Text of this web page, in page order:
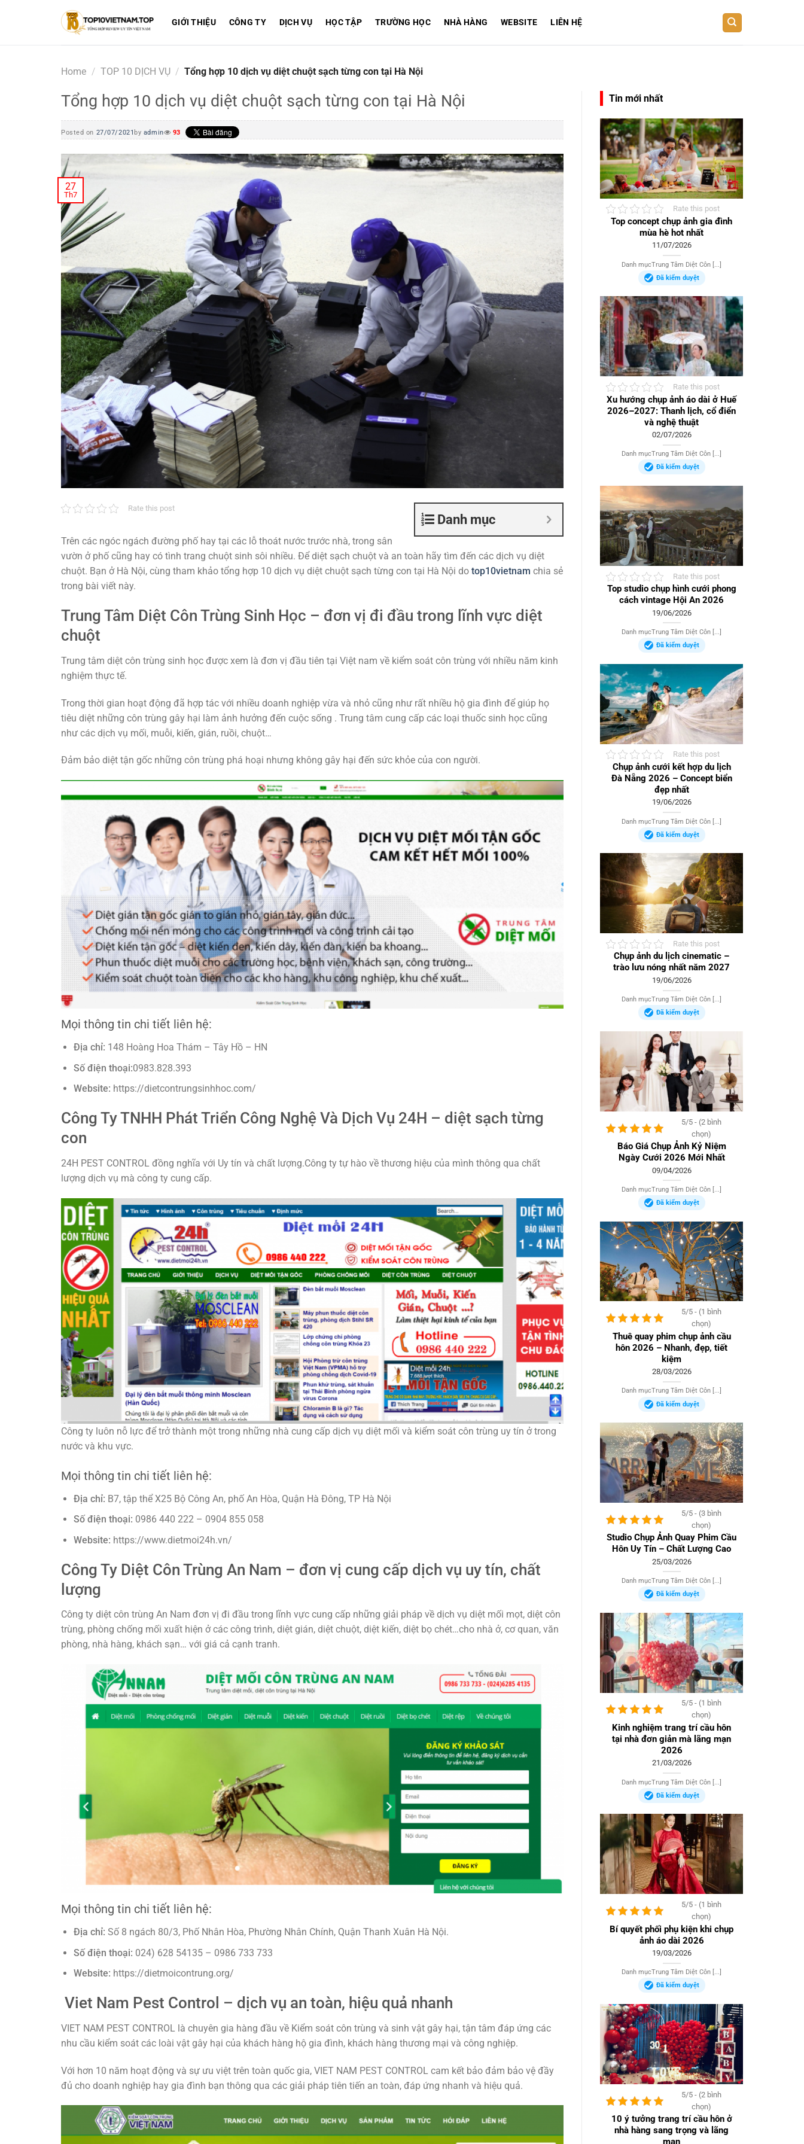
GIỚI THIỆU CÔNG TY DỊCH VỤ HỌC TẬP TRƯỜNG HỌC NHÀ HÀNG WEBSITE LIÊN HỆ
Home / TOP 10 DỊCH VỤ / Tổng hợp 10 dịch vụ diệt chuột sạch từng con tại Hà Nội
Tổng hợp 10 dịch vụ diệt chuột sạch từng con tại Hà Nội
Posted on 27/07/2021 by admin 93
27
Th7
Danh mục
Rate this post
Trên các ngóc ngách đường phố hay tại các lỗ thoát nước trước nhà, trong sân
vườn ở phố cũng hay có tình trang chuột sinh sôi nhiều. Để diệt sạch chuột và an toàn hãy tìm đến các dịch vụ diệt
chuột. Bạn ở Hà Nội, cùng tham khảo tổng hợp 10 dịch vụ diệt chuột sạch từng con tại Hà Nội do top10vietnam chia sẻ
trong bài viết này.
Trung Tâm Diệt Côn Trùng Sinh Học – đơn vị đi đầu trong lĩnh vực diệt
chuột
Trung tâm diệt côn trùng sinh học được xem là đơn vị đầu tiên tại Việt nam về kiểm soát côn trùng với nhiều năm kinh
nghiệm thực tế.
Trong thời gian hoạt động đã hợp tác với nhiều doanh nghiệp vừa và nhỏ cũng như rất nhiều hộ gia đình để giúp họ
tiêu diệt những côn trùng gây hại làm ảnh hưởng đến cuộc sống . Trung tâm cung cấp các loại thuốc sinh học cũng
như các dịch vụ mối, muỗi, kiến, gián, ruồi, chuột…
Đảm bảo diệt tận gốc những côn trùng phá hoại nhưng không gây hại đến sức khỏe của con người.
Mọi thông tin chi tiết liên hệ:
Địa chỉ: 148 Hoàng Hoa Thám – Tây Hồ – HN
Số điện thoại:0983.828.393
Website: https://dietcontrungsinhhoc.com/
Công Ty TNHH Phát Triển Công Nghệ Và Dịch Vụ 24H – diệt sạch từng
con
24H PEST CONTROL đồng nghĩa với Uy tín và chất lượng.Công ty tự hào về thương hiệu của mình thông qua chất
lượng dịch vụ mà công ty cung cấp.
Công ty luôn nỗ lực để trở thành một trong những nhà cung cấp dịch vụ diệt mối và kiểm soát côn trùng uy tín ở trong
nước và khu vực.
Mọi thông tin chi tiết liên hệ:
Địa chỉ: B7, tập thể X25 Bộ Công An, phố An Hòa, Quận Hà Đông, TP Hà Nội
Số điện thoại: 0986 440 222 – 0904 855 058
Website: https://www.dietmoi24h.vn/
Công Ty Diệt Côn Trùng An Nam – đơn vị cung cấp dịch vụ uy tín, chất
lượng
Công ty diệt côn trùng An Nam đơn vị đi đầu trong lĩnh vực cung cấp những giải pháp về dịch vụ diệt mối mọt, diệt côn
trùng, phòng chống mối xuất hiện ở các công trình, diệt gián, diệt chuột, diệt kiến, diệt bọ chét…cho nhà ở, cơ quan, văn
phòng, nhà hàng, khách sạn… với giá cả cạnh tranh.
Mọi thông tin chi tiết liên hệ:
Địa chỉ: Số 8 ngách 80/3, Phố Nhân Hòa, Phường Nhân Chính, Quận Thanh Xuân Hà Nội.
Số điện thoại: 024) 628 54135 – 0986 733 733
Website: https://dietmoicontrung.org/
Viet Nam Pest Control – dịch vụ an toàn, hiệu quả nhanh
VIET NAM PEST CONTROL là chuyên gia hàng đầu về Kiểm soát côn trùng và sinh vật gây hại, tận tâm đáp ứng các
nhu cầu kiểm soát các loài vật gây hại của khách hàng hộ gia đình, khách hàng thương mại và công nghiệp.
Với hơn 10 năm hoạt động và sự ưu việt trên toàn quốc gia, VIET NAM PEST CONTROL cam kết bảo đảm bảo vệ đầy
đủ cho doanh nghiệp hay gia đình bạn thông qua các giải pháp tiên tiến an toàn, đáp ứng nhanh và hiệu quả.
Tin mới nhất
Rate this post
Top concept chụp ảnh gia đình
mùa hè hot nhất
11/07/2026
Danh mụcTrung Tâm Diệt Côn [...]
Đã kiểm duyệt
Rate this post
Xu hướng chụp ảnh áo dài ở Huế
2026–2027: Thanh lịch, cổ điển
và nghệ thuật
02/07/2026
Danh mụcTrung Tâm Diệt Côn [...]
Đã kiểm duyệt
Rate this post
Top studio chụp hình cưới phong
cách vintage Hội An 2026
19/06/2026
Danh mụcTrung Tâm Diệt Côn [...]
Đã kiểm duyệt
Rate this post
Chụp ảnh cưới kết hợp du lịch
Đà Nẵng 2026 – Concept biển
đẹp nhất
19/06/2026
Danh mụcTrung Tâm Diệt Côn [...]
Đã kiểm duyệt
Rate this post
Chụp ảnh du lịch cinematic –
trào lưu nóng nhất năm 2027
19/06/2026
Danh mụcTrung Tâm Diệt Côn [...]
Đã kiểm duyệt
5/5 - (2 bình
chọn)
Báo Giá Chụp Ảnh Kỷ Niệm
Ngày Cưới 2026 Mới Nhất
09/04/2026
Danh mụcTrung Tâm Diệt Côn [...]
Đã kiểm duyệt
5/5 - (1 bình
chọn)
Thuê quay phim chụp ảnh cầu
hôn 2026 – Nhanh, đẹp, tiết
kiệm
28/03/2026
Danh mụcTrung Tâm Diệt Côn [...]
Đã kiểm duyệt
5/5 - (3 bình
chọn)
Studio Chụp Ảnh Quay Phim Cầu
Hôn Uy Tín – Chất Lượng Cao
25/03/2026
Danh mụcTrung Tâm Diệt Côn [...]
Đã kiểm duyệt
5/5 - (1 bình
chọn)
Kinh nghiệm trang trí cầu hôn
tại nhà đơn giản mà lãng mạn
2026
21/03/2026
Danh mụcTrung Tâm Diệt Côn [...]
Đã kiểm duyệt
5/5 - (1 bình
chọn)
Bí quyết phối phụ kiện khi chụp
ảnh áo dài 2026
19/03/2026
Danh mụcTrung Tâm Diệt Côn [...]
Đã kiểm duyệt
5/5 - (2 bình
chọn)
10 ý tưởng trang trí cầu hôn ở
nhà hàng sang trọng và lãng
mạn